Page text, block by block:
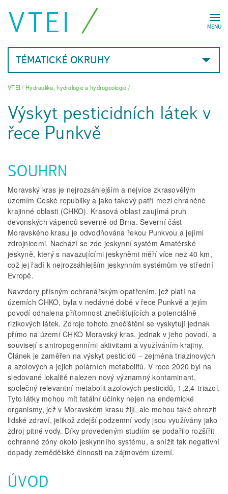
MENU
VTEI
TÉMATICKÉ OKRUHY
VTEI/ Hydraulika, hydrologie a hydrogeologie /
Výskyt pesticidních látek v
řece Punkvě
SOUHRN
Moravský kras je nejrozsáhlejším a nejvíce zkrasovělým
územím České republiky a jako takový patří mezi chráněné
krajinné oblasti (CHKO). Krasová oblast zaujímá pruh
devonských vápenců severně od Brna. Severní část
Moravského krasu je odvodňována řekou Punkvou a jejími
zdrojnicemi. Nachází se zde jeskynní systém Amatérské
jeskyně, který s navazujícími jeskyněmi měří více než 40 km,
což jej řadí k nejrozsáhlejším jeskynním systémům ve střední
Evropě.
Navzdory přísným ochranářským opatřením, jež platí na
územích CHKO, byla v nedávné době v řece Punkvě a jejím
povodí odhalena přítomnost znečišťujících a potenciálně
rizikových látek. Zdroje tohoto znečištění se vyskytují jednak
přímo na území CHKO Moravský kras, jednak v jeho povodí, a
souvisejí s antropogenními aktivitami a využíváním krajiny.
Článek je zaměřen na výskyt pesticidů – zejména triazinových
a azolových a jejich polárních metabolitů. V roce 2020 byl na
sledované lokalitě nalezen nový významný kontaminant,
společný relevantní metabolit azolových pesticidů, 1,2,4-triazol.
Tyto látky mohou mít fatální účinky nejen na endemické
organismy, jež v Moravském krasu žijí, ale mohou také ohrozit
lidské zdraví, jelikož zdejší podzemní vody jsou využívány jako
zdroj pitné vody. Díky provedeným studiím se podařilo rozšířit
ochranné zóny okolo jeskynního systému, a snížit tak negativní
dopady zemědělské činnosti na zájmovém území.
ÚVOD